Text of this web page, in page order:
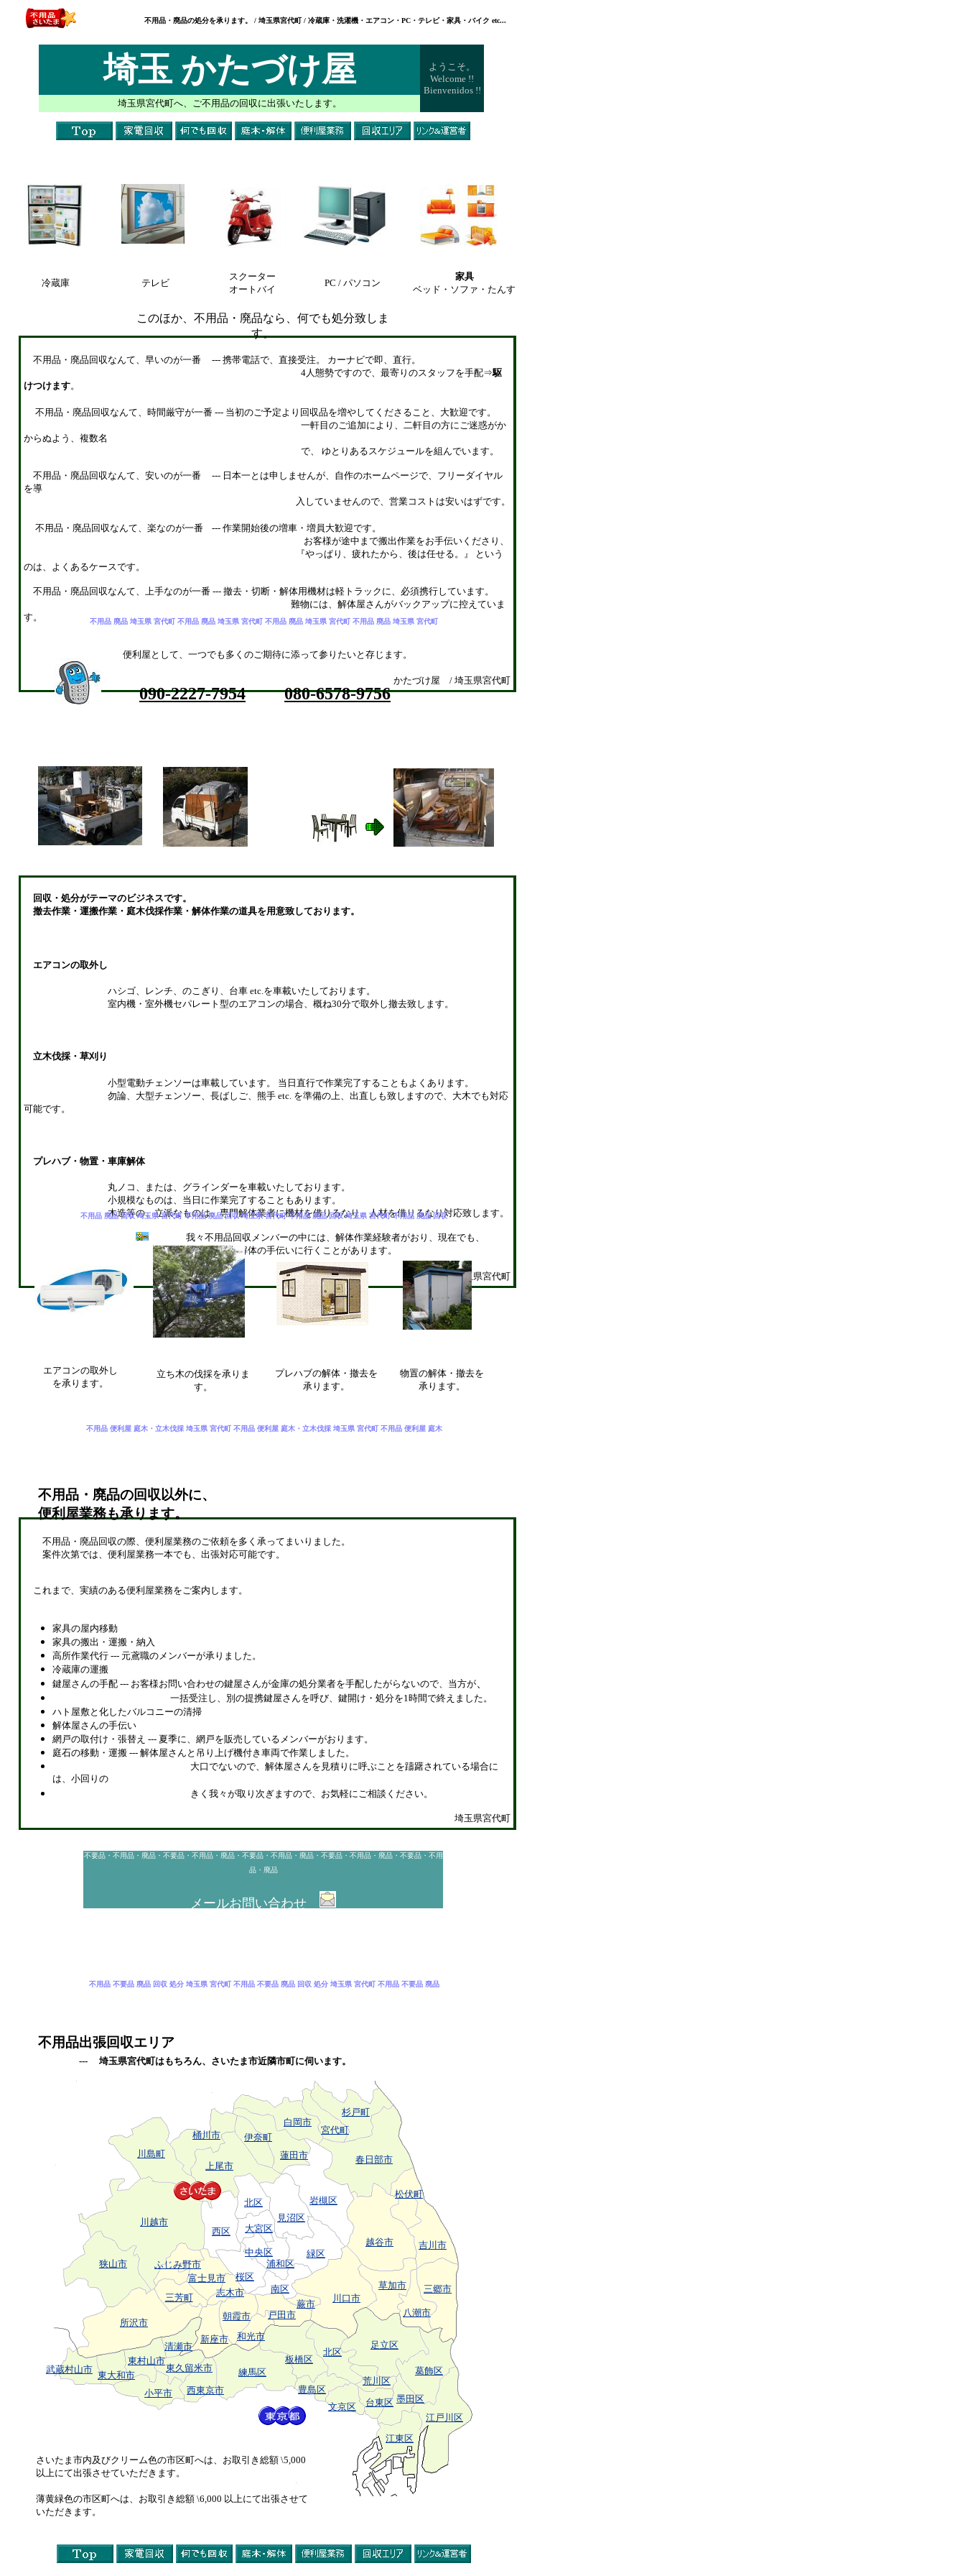
埼玉 かたづけ屋
ようこそ。
Welcome !!
Bienvenidos !!
埼玉県宮代町へ、ご不用品の回収に出張いたします。
不用品・廃品回収なんて、早いのが一番 --- 携帯電話で、直接受注。 カーナビで即、直行。
4人態勢ですので、最寄りのスタッフを手配⇒駆
けつけます。
不用品・廃品回収なんて、時間厳守が一番 --- 当初のご予定より回収品を増やしてくださること、大歓迎です。
一軒目のご追加により、二軒目の方にご迷惑がか
からぬよう、複数名
で、 ゆとりあるスケジュールを組んでいます。
不用品・廃品回収なんて、安いのが一番 --- 日本一とは申しませんが、自作のホームページで、フリーダイヤル
を導
入していませんので、営業コストは安いはずです。
不用品・廃品回収なんて、楽なのが一番 --- 作業開始後の増車・増員大歓迎です。
お客様が途中まで搬出作業をお手伝いくださり、
『やっぱり、疲れたから、後は任せる。』 という
のは、よくあるケースです。
不用品・廃品回収なんて、上手なのが一番 --- 撤去・切断・解体用機材は軽トラックに、必須携行しています。
難物には、解体屋さんがバックアップに控えていま
す。
便利屋として、一つでも多くのご期待に添って参りたいと存じます。
かたづけ屋 / 埼玉県宮代町
不用品・廃品の処分を承ります。 / 埼玉県宮代町 / 冷蔵庫・洗濯機・エアコン・PC・テレビ・家具・バイク etc...
不用品 廃品 埼玉県 宮代町 不用品 廃品 埼玉県 宮代町 不用品 廃品 埼玉県 宮代町 不用品 廃品 埼玉県 宮代町
冷蔵庫 テレビ
エアコンの取外し
を承ります。
スクーター
オートバイ
PC / パソコン
このほか、不用品・廃品なら、何でも処分致しま
す。
回収・処分がテーマのビジネスです。
撤去作業・運搬作業・庭木伐採作業・解体作業の道具を用意致しております。
エアコンの取外し
ハシゴ、レンチ、のこぎり、台車 etc.を車載いたしております。
室内機・室外機セパレート型のエアコンの場合、概ね30分で取外し撤去致します。
立木伐採・草刈り
小型電動チェンソーは車載しています。 当日直行で作業完了することもよくあります。
勿論、大型チェンソー、長ばしご、熊手 etc. を準備の上、出直しも致しますので、大木でも対応
可能です。
プレハブ・物置・車庫解体
丸ノコ、または、グラインダーを車載いたしております。
小規模なものは、当日に作業完了することもあります。
木造等の、立派なものは、専門解体業者に機材を借りるなり、人材を借りるなり対応致します。
我々不用品回収メンバーの中には、解体作業経験者がおり、現在でも、
時折家屋解体の手伝いに行くことがあります。
埼玉県宮代町
不用品 廃品 回収 埼玉県 宮代町 不用品 廃品 回収 埼玉県 宮代町 不用品 廃品 回収 埼玉県 宮代町 不用品 廃品 回収
家具
ベッド・ソファ・たんす
立ち木の伐採を承りま
す。
プレハブの解体・撤去を
承ります。
物置の解体・撤去を
承ります。
不要品・不用品・廃品・不要品・不用品・廃品・不要品・不用品・廃品・不要品・不用品・廃品・不要品・不用
品・廃品
メールお問い合わせ
不用品出張回収エリア
--- 埼玉県宮代町はもちろん、さいたま市近隣市町に伺います。
不用品 不要品 廃品 回収 処分 埼玉県 宮代町 不用品 不要品 廃品 回収 処分 埼玉県 宮代町 不用品 不要品 廃品
不用品 便利屋 庭木・立木伐採 埼玉県 宮代町 不用品 便利屋 庭木・立木伐採 埼玉県 宮代町 不用品 便利屋 庭木
不用品・廃品の回収以外に、
便利屋業務も承ります。
不用品・廃品回収の際、便利屋業務のご依頼を多く承ってまいりました。
案件次第では、便利屋業務一本でも、出張対応可能です。
これまで、実績のある便利屋業務をご案内します。
家具の屋内移動
家具の搬出・運搬・納入
高所作業代行 --- 元鳶職のメンバーが承りました。
冷蔵庫の運搬
鍵屋さんの手配 --- お客様お問い合わせの鍵屋さんが金庫の処分業者を手配したがらないので、当方が
一括受注し、別の提携鍵屋さんを呼び、鍵開け・処分を1時間で終えました。
ハト屋敷と化したバルコニーの清掃
解体屋さんの手伝い
網戸の取付け・張替え --- 夏季に、網戸を販売しているメンバーがおります。
庭石の移動・運搬 --- 解体屋さんと吊り上げ機付き車両で作業しました。
大口でないので、解体屋さんを見積りに呼ぶことを躊躇されている場合に
は、小回りの
きく我々が取り次ぎますので、お気軽にご相談ください。
埼玉県宮代町
武蔵村山市
川島町
小平市
杉戸町
宮代町
桶川市 伊奈町
狭山市
豊島区
文京区
荒川区
墨田区
台東区
江東区
江戸川区
葛飾区
北区
足立区
板橋区
練馬区
東久留米市
西東京市
清瀬市
東村山市
東大和市
戸田市
蕨市
川口市
草加市
越谷市
八潮市
三郷市
吉川市
新座市 和光市
朝霞市
志木市
富士見市
ふじみ野市
所沢市
三芳町
松伏町
白岡市
春日部市
蓮田市
川越市
上尾市
浦和区
岩槻区
見沼区
緑区
北区
大宮区
中央区
西区
桜区
南区
さいたま市内及びクリーム色の市区町へは、お取引き総額 \5,000
以上にて出張させていただきます。
薄黄緑色の市区町へは、お取引き総額 \6,000 以上にて出張させて
いただきます。
090-2227-7954 080-6578-9756